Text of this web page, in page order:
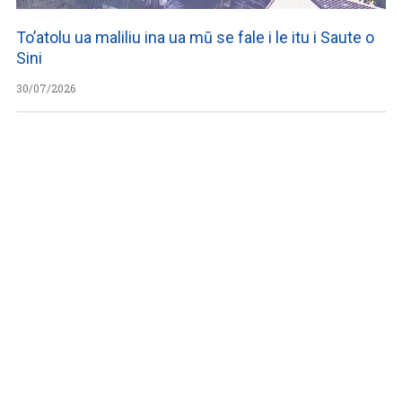
To’atolu ua maliliu ina ua mū se fale i le itu i Saute o
Sini
30/07/2026